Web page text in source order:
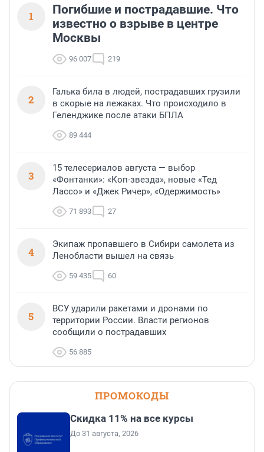
1
Погибшие и пострадавшие. Что
известно о взрыве в центре
Москвы
96 007 219
2
Галька била в людей, пострадавших грузили
в скорые на лежаках. Что происходило в
Геленджике после атаки БПЛА
89 444
3
15 телесериалов августа — выбор
«Фонтанки»: «Коп-звезда», новые «Тед
Лассо» и «Джек Ричер», «Одержимость»
71 893 27
4
Экипаж пропавшего в Сибири самолета из
Ленобласти вышел на связь
59 435 60
5
ВСУ ударили ракетами и дронами по
территории России. Власти регионов
сообщили о пострадавших
56 885
ПРОМОКОДЫ
Скидка 11% на все курсы
До 31 августа, 2026